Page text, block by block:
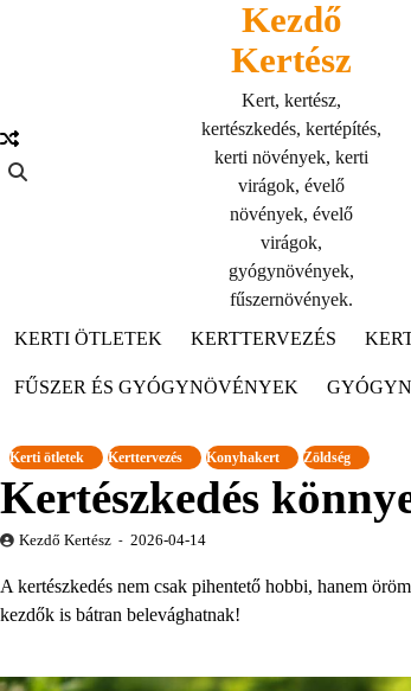
Kezdő
Kertész
Kert, kertész,
kertészkedés, kertépítés,
kerti növények, kerti
virágok, évelő
növények, évelő
virágok,
gyógynövények,
fűszernövények.
KERTI ÖTLETEK
KERTTERVEZÉS
FŰSZER ÉS GYÓGYNÖVÉNYEK
Kerti ötletek Kerttervezés Konyhakert Zöldség
Kertészkedés
Kezdő Kertész 2026-04-14
A kertészkedés nem csak pihentető hobbi, hanem
kezdők is bátran belevághatnak!